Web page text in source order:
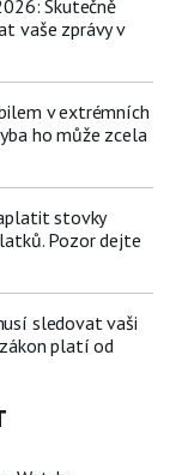
Skutečně
vaše zprávy v
v extrémních
ho může zcela
stovky
Pozor dejte
sledovat vaši
platí od